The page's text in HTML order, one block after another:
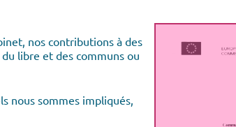
nos contributions à des
libre et des communs ou
nous sommes impliqués,